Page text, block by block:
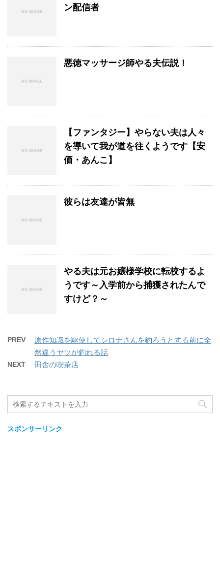
ン配信者
悪徳マッサージ師やる夫伝説！
【ファンタジー】やらない夫は人々
を導いて我が道を往くようです【安
価・あんこ】
彼らは友達が皆無
やる夫は元お嬢様学校に転校するよ
うです～入学前から捕獲されたんで
すけど？～
PREV
原作知識を駆使してシロナさんを釣ろうとする前に全
然違うヤツが釣れる話
NEXT 田舎の喫茶店
スポンサーリンク